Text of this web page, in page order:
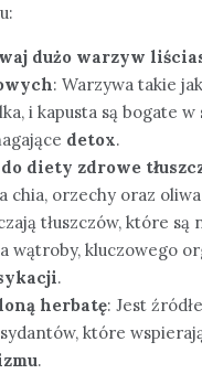
dużo warzyw
: Warzywa takie
i kapusta są bogate w
detox.
do diety zdrowe
chia, orzechy oraz
tłuszczów, które są
wątroby, kluczowego
.
herbatę: Jest
które
.